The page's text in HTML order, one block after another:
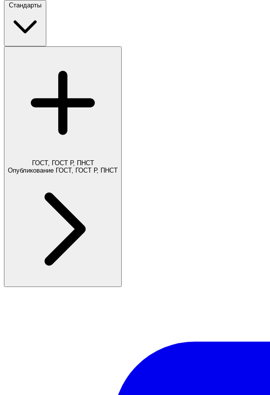
Стандарты
ГОСТ, ГОСТ Р, ПНСТ
Опубликование ГОСТ, ГОСТ Р, ПНСТ